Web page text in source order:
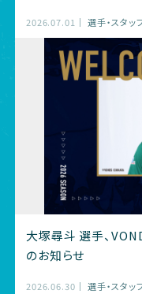
2026.07.01 選手・スタッ
大塚尋斗 選手、
のお知らせ
2026.06.30 選手・スタッ